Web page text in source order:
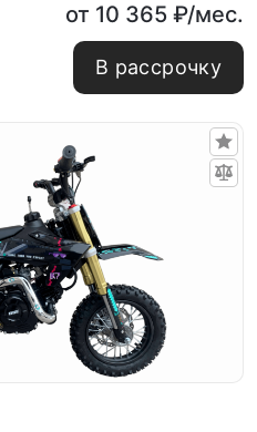
от 10 365 ₽/мес.
В рассрочку